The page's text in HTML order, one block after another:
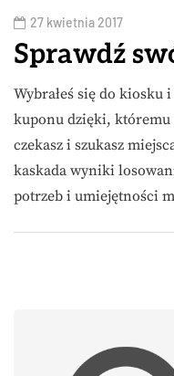
27 kwietnia 2017
Sprawdź
Wybrałeś się do kiosku
kuponu dzięki, któremu
czekasz i szukasz
kaskada wyniki
potrzeb i umiejętności